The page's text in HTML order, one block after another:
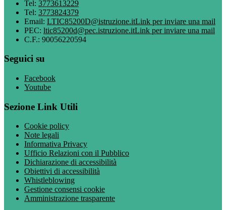
Tel: 3773613229
Tel: 3773824379
Email: LTIC85200D@istruzione.itLink per inviare una mail
PEC: ltic85200d@pec.istruzione.itLink per inviare una mail
C.F.: 90056220594
Seguici su
Facebook
Youtube
Sezione Link Utili
Cookie policy
Note legali
Informativa Privacy
Ufficio Relazioni con il Pubblico
Dichiarazione di accessibilità
Obiettivi di accessibilità
Whistleblowing
Gestione consensi cookie
Amministrazione trasparente